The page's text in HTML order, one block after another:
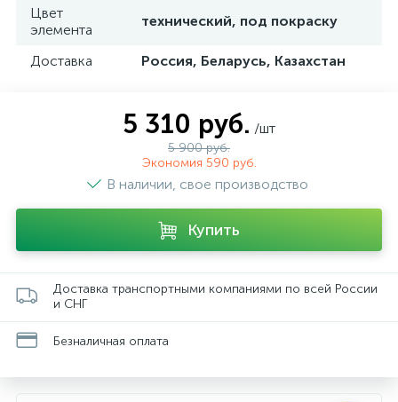
Цвет
элемента
технический, под покраску
Доставка Россия, Беларусь, Казахстан
5 310 руб. /шт
5 900 руб.
Экономия 590 руб.
В наличии, свое производство
Купить
Доставка транспортными компаниями по всей России
и СНГ
Безналичная оплата